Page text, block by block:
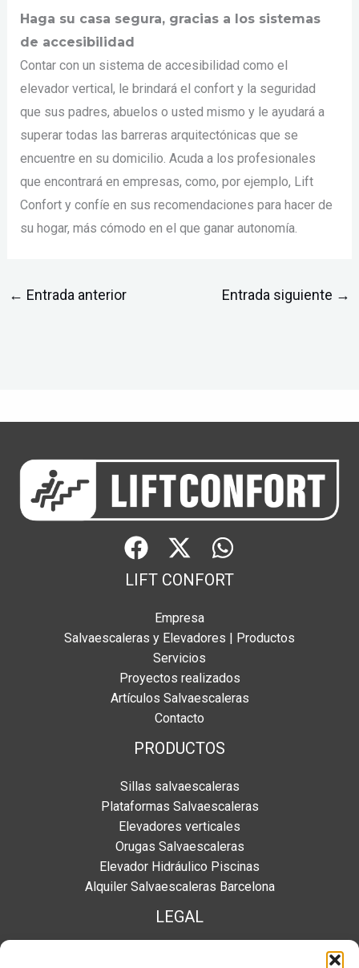
Haga su casa segura, gracias a los sistemas
de accesibilidad
Contar con un sistema de accesibilidad como el
elevador vertical, le brindará el confort y la seguridad
que sus padres, abuelos o usted mismo y le ayudará a
superar todas las barreras arquitectónicas que se
encuentre en su domicilio. Acuda a los profesionales
que encontrará en empresas, como, por ejemplo, Lift
Confort y confíe en sus recomendaciones para hacer de
su hogar, más cómodo en el que ganar autonomía.
← Entrada anterior Entrada siguiente →
LIFT CONFORT
Empresa
Salvaescaleras y Elevadores | Productos
Servicios
Proyectos realizados
Artículos Salvaescaleras
Contacto
PRODUCTOS
Sillas salvaescaleras
Plataformas Salvaescaleras
Elevadores verticales
Orugas Salvaescaleras
Elevador Hidráulico Piscinas
Alquiler Salvaescaleras Barcelona
LEGAL